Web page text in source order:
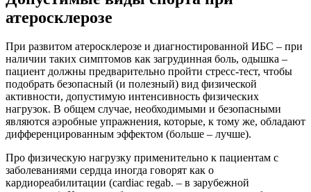
атеросклерозе
При развитом атеросклерозе и диагностированной ИБС – при
наличии таких симптомов как загрудинная боль, одышка –
пациент должны предварительно пройти стресс-тест, чтобы
подобрать безопасный (и полезный) вид физической
активности, допустимую интенсивность физических
нагрузок. В общем случае, необходимыми и безопасными
являются аэробные упражнения, которые, к тому же, обладают
дифференцированным эффектом (больше – лучше).
Про физическую нагрузку применительно к пациентам с
заболеваниями сердца иногда говорят как о
кардиореабилитации (cardiac regab. – в зарубежной